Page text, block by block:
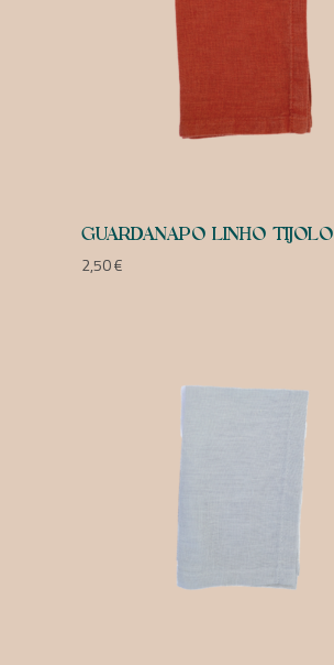
GUARDANAPO LINHO TIJOLO
2,50€